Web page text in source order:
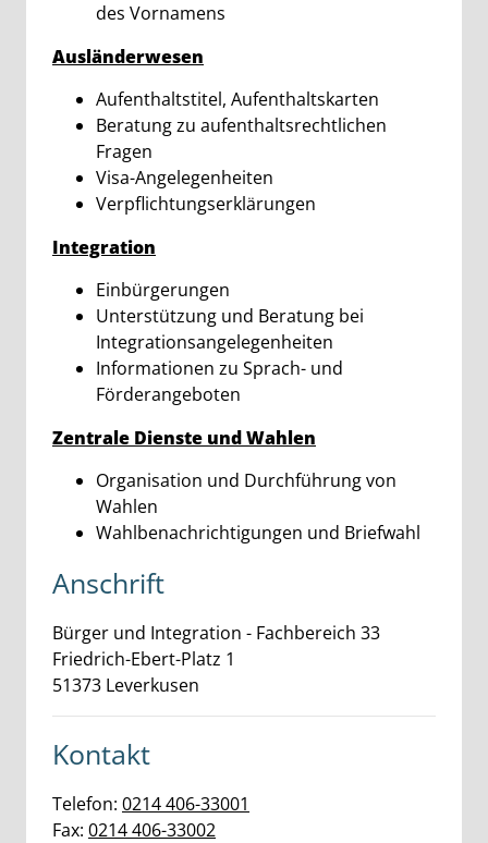
des Vornamens
Ausländerwesen
Aufenthaltstitel, Aufenthaltskarten
Beratung zu aufenthaltsrechtlichen
Fragen
Visa-Angelegenheiten
Verpflichtungserklärungen
Integration
Einbürgerungen
Unterstützung und Beratung bei
Integrationsangelegenheiten
Informationen zu Sprach- und
Förderangeboten
Zentrale Dienste und Wahlen
Organisation und Durchführung von
Wahlen
Wahlbenachrichtigungen und Briefwahl
Anschrift
Bürger und Integration - Fachbereich 33
Friedrich-Ebert-Platz 1
51373 Leverkusen
Kontakt
Telefon: 0214 406-33001
Fax: 0214 406-33002